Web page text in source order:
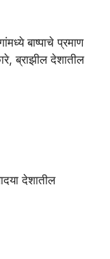
बाष्पाचे प्रमाण
ब्राझील देशातील
देशातील